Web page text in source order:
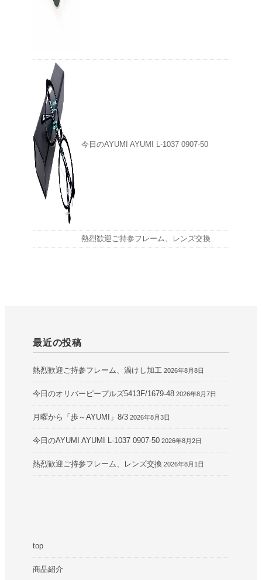
今日のAYUMI AYUMI L-1037 0907-50
熱烈歓迎ご持参フレーム、レンズ交換
最近の投稿
熱烈歓迎ご持参フレーム、渦けし加工 2026年8月8日
今日のオリバーピープルズ5413F/1679-48 2026年8月7日
月曜から「歩～AYUMI」8/3 2026年8月3日
今日のAYUMI AYUMI L-1037 0907-50 2026年8月2日
熱烈歓迎ご持参フレーム、レンズ交換 2026年8月1日
top
商品紹介